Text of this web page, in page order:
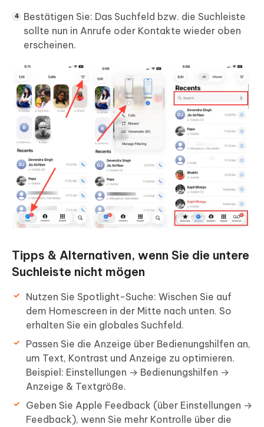
Bestätigen Sie: Das Suchfeld bzw. die Suchleiste
sollte nun in Anrufe oder Kontakte wieder oben
erscheinen.
Tipps & Alternativen, wenn Sie die untere
Suchleiste nicht mögen
Nutzen Sie Spotlight-Suche: Wischen Sie auf
dem Homescreen in der Mitte nach unten. So
erhalten Sie ein globales Suchfeld.
Passen Sie die Anzeige über Bedienungshilfen an,
um Text, Kontrast und Anzeige zu optimieren.
Beispiel: Einstellungen → Bedienungshilfen →
Anzeige & Textgröße.
Geben Sie Apple Feedback (über Einstellungen →
Feedback), wenn Sie mehr Kontrolle über die